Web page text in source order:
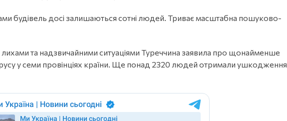
будівель досі залишаються сотні людей. Триває масштабна пошуково-
лихами та надзвичайними ситуаціями Туреччина заявила про щонайменше
у семи провінціях країни. Ще понад 2320 людей отримали ушкодження